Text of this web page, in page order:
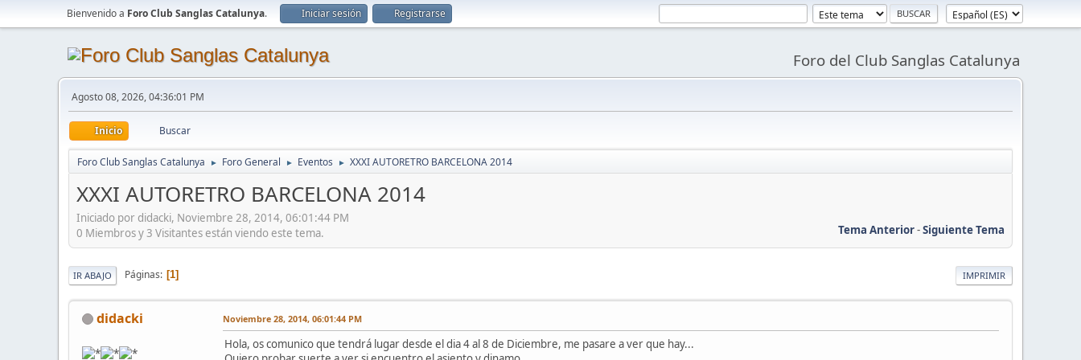
Bienvenido a Foro Club Sanglas Catalunya. Iniciar sesión Registrarse
Foro del Club Sanglas Catalunya
Agosto 08, 2026, 04:36:01 PM
Inicio Buscar
Foro Club Sanglas Catalunya ► Foro General ► Eventos ► XXXI AUTORETRO BARCELONA 2014
XXXI AUTORETRO BARCELONA 2014
Iniciado por didacki, Noviembre 28, 2014, 06:01:44 PM
Tema Anterior-Siguiente Tema
0 Miembros y 3 Visitantes están viendo este tema.
IMPRIMIR
IR ABAJO Páginas 1
didacki Noviembre 28, 2014, 06:01:44 PM
Hola, os comunico que tendrá lugar desde el dia 4 al 8 de Diciembre, me pasare a ver que hay...